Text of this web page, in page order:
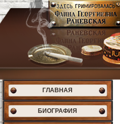
ГЛАВНАЯ
БИОГРАФИЯ